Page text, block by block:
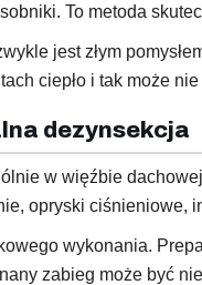
To metoda
jest złym
ciepło i tak może
dezynsekcja
w więźbie
opryski ciśnieniowe,
wykonania.
zabieg może być